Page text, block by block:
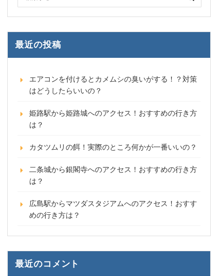
最近の投稿
エアコンを付けるとカメムシの臭いがする！？対策
はどうしたらいいの？
姫路駅から姫路城へのアクセス！おすすめの行き方
は？
カタツムリの餌！実際のところ何かが一番いいの？
二条城から銀閣寺へのアクセス！おすすめの行き方
は？
広島駅からマツダスタジアムへのアクセス！おすす
めの行き方は？
最近のコメント